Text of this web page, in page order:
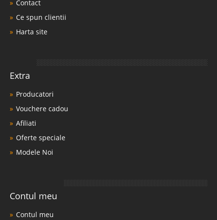
Contact
Ce spun clientii
Harta site
Extra
Producatori
Vouchere cadou
Afiliati
Oferte speciale
Modele Noi
Contul meu
Contul meu